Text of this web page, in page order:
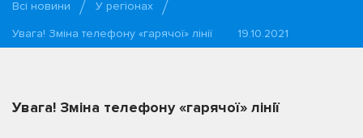
Всі новини
У регіонах
Увага! Зміна телефону «гарячої» лінії
19.10.2021
Увага! Зміна телефону «гарячої» лінії